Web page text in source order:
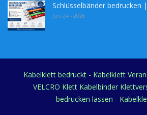
Schlüsselbänder bedrucken
Jun 24 - 2026
Kabelklett bedruckt - Kabelklett
VELCRO Klett Kabelbinder
bedrucken lassen -